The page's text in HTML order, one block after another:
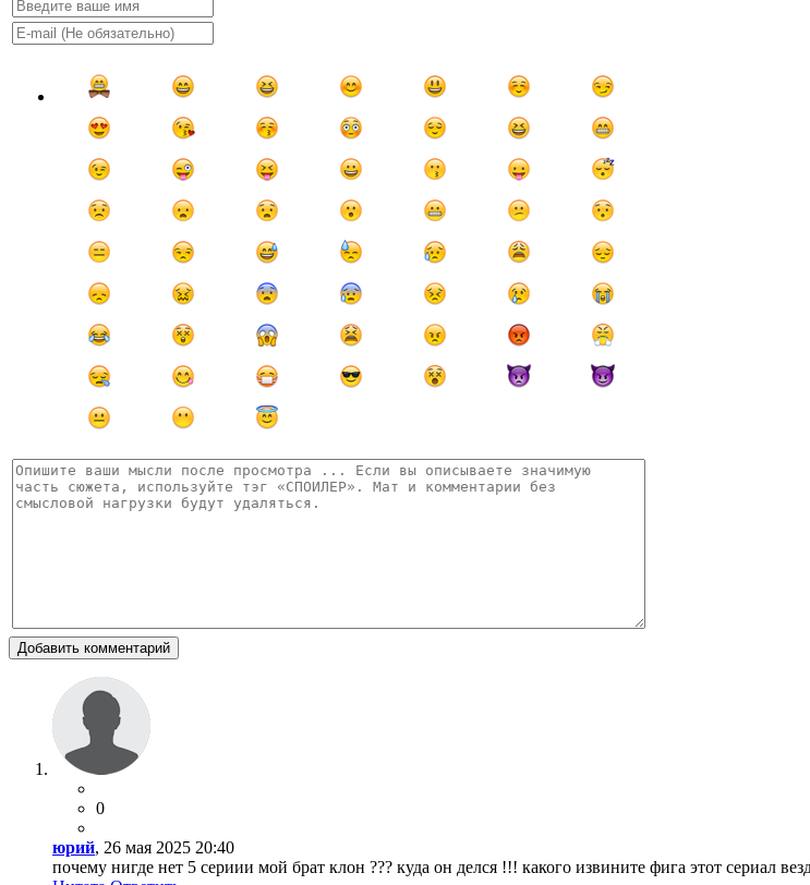
Добавить комментарий
0
юрий, 26 мая 2025 20:40
почему нигде нет 5 сериии мой брат клон ??? куда он делся !!! какого извините фига этот сериал